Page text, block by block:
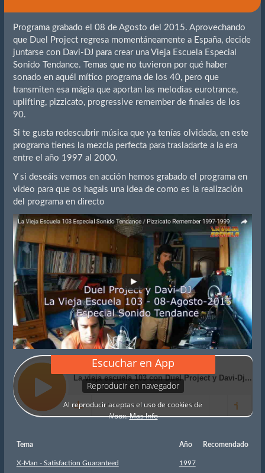
Programa grabado el 08 de Agosto del 2015. Aprovechando
que Duel Project regresa momentáneamente a España, decide
juntarse con Davi-DJ para crear una Vieja Escuela Especial
Sonido Tendance. Temas que no tuvieron por qué haber
sonado en aquél mítico programa de los 40, pero que
transmiten esa mágia que aportan las melodias eurotrance,
uplifting, pizzicato, progressive remember de finales de los
90.
Si te gusta redescubrir música que ya tenías olvidada, en este
programa tienes la mezcla perfecta para trasladarte a la era
entre el año 1997 al 2000.
Y si deseáis vernos en acción hemos grabado el programa en
video para que os hagais una idea de como es la realización
del programa en directo
Tema Año Recomendado
X-Man - Satisfaction Guaranteed 1997